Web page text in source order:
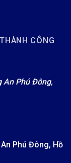
CÔNG
An Phú Đông,
Phú Đông, Hồ